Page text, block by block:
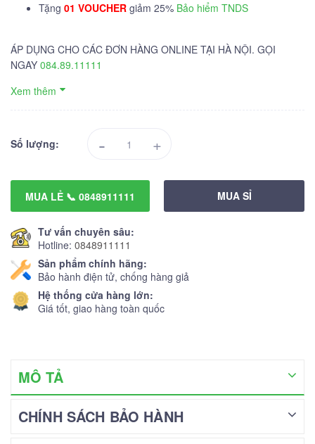
Tặng 01 VOUCHER giảm 25% Bảo hiểm TNDS
ÁP DỤNG CHO CÁC ĐƠN HÀNG ONLINE TẠI HÀ NỘI. GỌI
NGAY 084.89.11111
Xem thêm
Số lượng: - +
MUA LẺ 📞 0848911111 MUA SỈ
Tư vấn chuyên sâu:
Hotline: 0848911111
Sản phẩm chính hãng:
Bảo hành điện tử, chống hàng giả
Hệ thống cửa hàng lớn:
Giá tốt, giao hàng toàn quốc
MÔ TẢ
CHÍNH SÁCH BẢO HÀNH